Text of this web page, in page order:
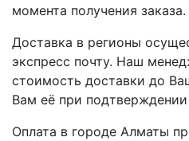
момента получения заказа.
Доставка в регионы
экспресс почту. Наш
стоимость доставки до
Вам её при подтверждении
Оплата в городе Алматы